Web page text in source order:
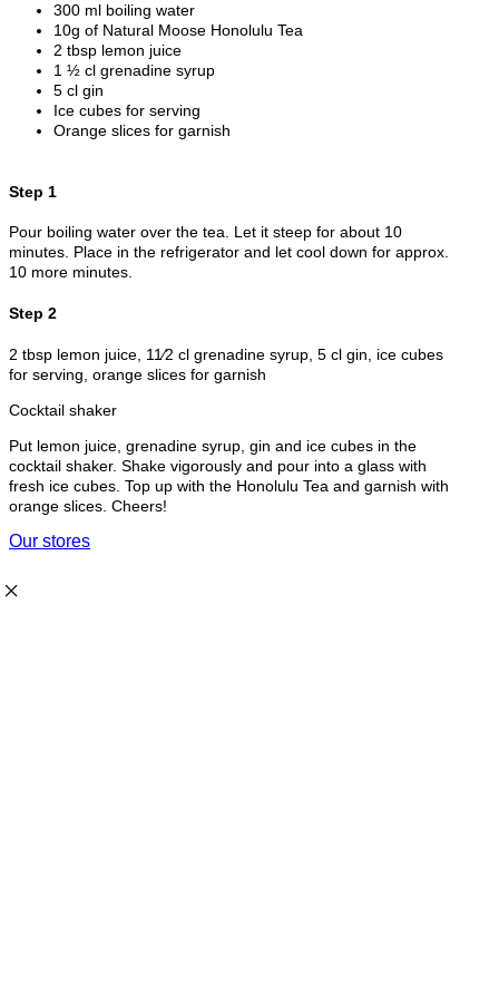
300 ml boiling water
10g of Natural Moose Honolulu Tea
2 tbsp lemon juice
1 ½ cl grenadine syrup
5 cl gin
Ice cubes for serving
Orange slices for garnish
Step 1
Pour boiling water over the tea. Let it steep for about 10
minutes. Place in the refrigerator and let cool down for approx.
10 more minutes.
Step 2
2 tbsp lemon juice, 11⁄2 cl grenadine syrup, 5 cl gin, ice cubes
for serving, orange slices for garnish
Cocktail shaker
Put lemon juice, grenadine syrup, gin and ice cubes in the
cocktail shaker. Shake vigorously and pour into a glass with
fresh ice cubes. Top up with the Honolulu Tea and garnish with
orange slices. Cheers!
Our stores